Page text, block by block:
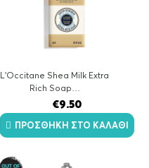
L'Occitane Shea Milk Extra
Rich Soap…
€9.50
ΠΡΟΣΘΉΚΗ ΣΤΟ ΚΑΛΆΘΙ